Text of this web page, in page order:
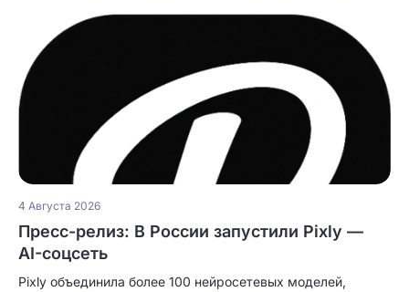
4 Августа 2026
Пресс-релиз: В России запустили Pixly —
AI-соцсеть
Pixly объединила более 100 нейросетевых моделей,